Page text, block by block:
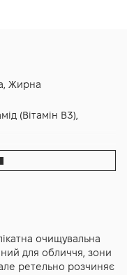
Жирна
(Вітамін B3),
очищувальна
для обличчя, зони
ретельно розчиняє